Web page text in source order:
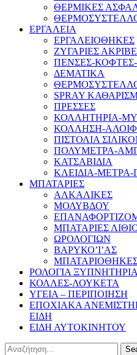
ΘΕΡΜΙΚΕΣ
ΕΡΓΑΛΕΙΑ
ΕΡΓΑΛΕΙΟΘΗΚΕΣ
ΖΥΓΑΡΙΕΣ
ΠΕΝΣΕΣ-
ΔΕΜΑΤΙΚΑ
SPRAY
ΠΡΕΣΣΕΣ
ΚΟΛΛΗΤΗΡΙΑ-
ΚΟΛΛΗΣΗ-
ΠΙΣΤΟΛΙΑ
ΠΟΛΥΜΕΤΡΑ-
ΚΑΤΣΑΒΙΔΙΑ
ΚΛΕΙΔΙΑ-ΜΕΤΡΑ-
ΜΠΑΤΑΡΙΕΣ
ΑΛΚΑΛΙΚΕΣ
ΜΟΛΥΒΔΟΥ
ΜΠΑΤΑΡΙΕΣ
ΩΡΟΛΟΓΙΩΝ
ΒΑΡΥΚΟ’Ι’ΑΣ
ΡΟΛΟΓΙΑ ΞΥΠΝΗΤΗΡΙΑ
ΚΟΛΛΕΣ-ΛΟΥΚΕΤΑ
ΥΓΕΙΑ – ΠΕΡΙΠΟΙΗΣΗ
ΕΠΟΧΙΑΚΑ
ΕΙΔΗ
ΕΙΔΗ ΑΥΤΟΚΙΝΗΤΟΥ